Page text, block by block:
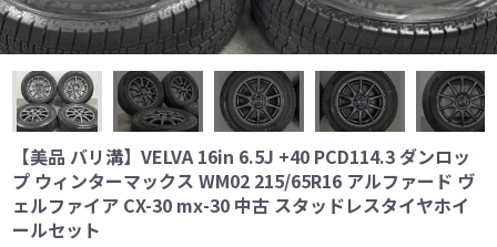
【美品 バリ溝】VELVA 16in 6.5J +40 PCD114.3 ダンロッ
プ ウィンターマックス WM02 215/65R16 アルファード ヴ
ェルファイア CX-30 mx-30 中古 スタッドレスタイヤホイ
ールセット